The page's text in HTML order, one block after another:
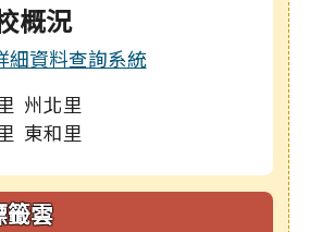
概況
細資料查詢系統
州北里
東和里
籤雲